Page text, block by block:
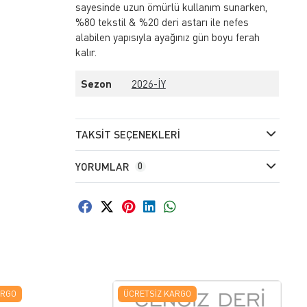
sayesinde uzun ömürlü kullanım sunarken,
%80 tekstil & %20 deri astarı ile nefes
alabilen yapısıyla ayağınız gün boyu ferah
kalır.
Sezon 2026-İY
TAKSIT SEÇENEKLERI
YORUMLAR 0
ÜCRETSIZ KARGO